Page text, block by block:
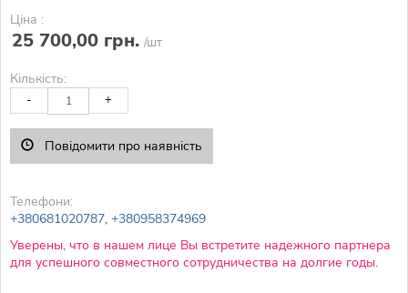
Ціна :
25 700,00 грн. /шт
Кількість:
- +
Повідомити про наявність
Телефони:
+380681020787, +380958374969
Уверены, что в нашем лице Вы встретите надежного партнера
для успешного совместного сотрудничества на долгие годы.